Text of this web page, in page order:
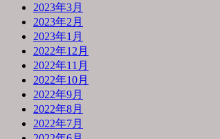
2023年3月
2023年2月
2023年1月
2022年12月
2022年11月
2022年10月
2022年9月
2022年8月
2022年7月